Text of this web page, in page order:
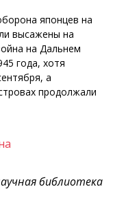
японцев на
высажены на
на Дальнем
года, хотя
а
продолжали
библиотека